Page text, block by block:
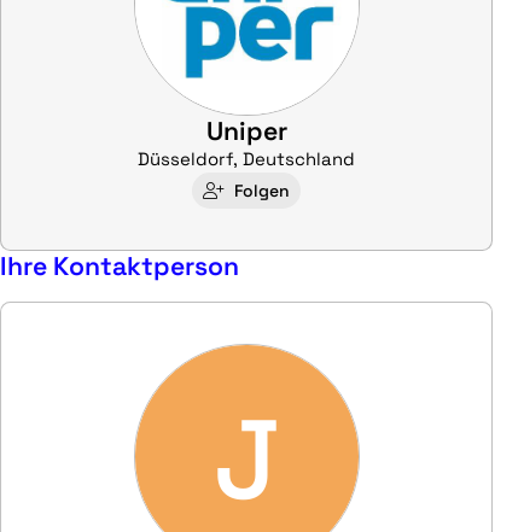
Uniper
Düsseldorf, Deutschland
Folgen
Ihre Kontaktperson
J